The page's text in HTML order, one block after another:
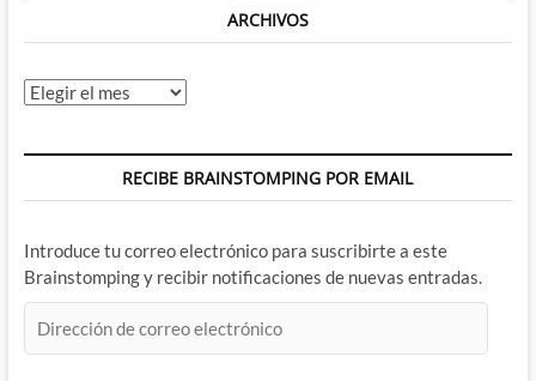
ARCHIVOS
Archivos
RECIBE BRAINSTOMPING POR EMAIL
Introduce tu correo electrónico para suscribirte a este
Brainstomping y recibir notificaciones de nuevas entradas.
de